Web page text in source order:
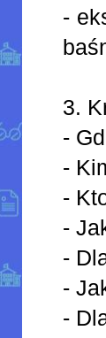
-
3.
-
-
-
-
-
-
-